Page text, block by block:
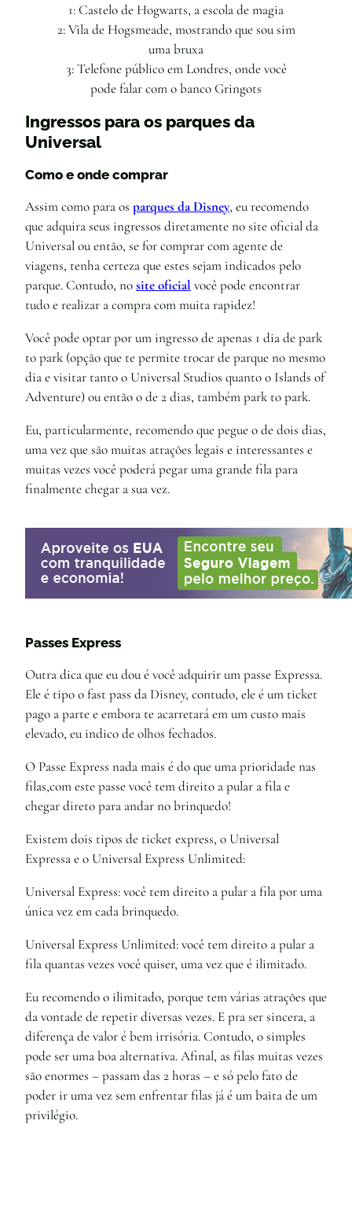
1: Castelo de Hogwarts, a escola de magia
2: Vila de Hogsmeade, mostrando que sou sim
uma bruxa
3: Telefone público em Londres, onde você
pode falar com o banco Gringots
Ingressos para os parques da
Universal
Como e onde comprar
Assim como para os parques da Disney, eu recomendo
que adquira seus ingressos diretamente no site oficial da
Universal ou então, se for comprar com agente de
viagens, tenha certeza que estes sejam indicados pelo
parque. Contudo, nosite oficial você pode encontrar
tudo e realizar a compra com muita rapidez!
Você pode optar por um ingresso de apenas 1 dia de park
to park (opção que te permite trocar de parque no mesmo
dia e visitar tanto o Universal Studios quanto o Islands of
Adventure) ou então o de 2 dias, também park to park.
Eu, particularmente, recomendo que pegue o de dois dias,
uma vez que são muitas atrações legais e interessantes e
muitas vezes você poderá pegar uma grande fila para
finalmente chegar a sua vez.
Passes Express
Outra dica que eu dou é você adquirir um passe Expressa.
Ele é tipo o fast pass da Disney, contudo, ele é um ticket
pago a parte e embora te acarretará em um custo mais
elevado, eu indico de olhos fechados.
O Passe Express nada mais é do que uma prioridade nas
filas,com este passe você tem direito a pular a fila e
chegar direto para andar no brinquedo!
Existem dois tipos de ticket express, o Universal
Expressa e o Universal Express Unlimited:
Universal Express: você tem direito a pular a fila por uma
única vez em cada brinquedo.
Universal Express Unlimited: você tem direito a pular a
fila quantas vezes você quiser, uma vez que é ilimitado.
Eu recomendo o ilimitado, porque tem várias atrações que
da vontade de repetir diversas vezes. E pra ser sincera, a
diferença de valor é bem irrisória. Contudo, o simples
pode ser uma boa alternativa. Afinal, as filas muitas vezes
são enormes – passam das 2 horas – e só pelo fato de
poder ir uma vez sem enfrentar filas já é um baita de um
privilégio.